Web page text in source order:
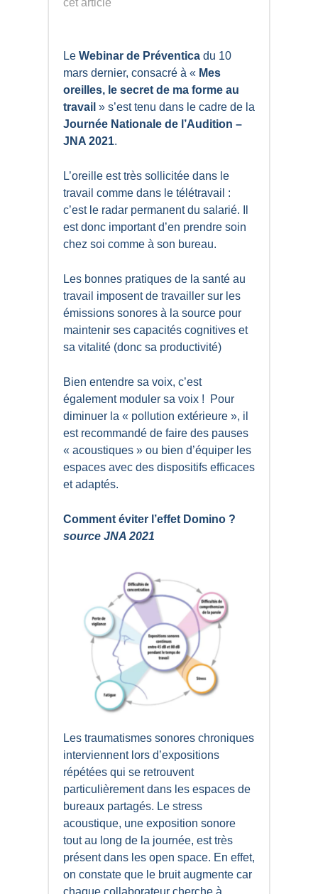
cet article
Le Webinar de Préventica du 10
mars dernier, consacré à « Mes
oreilles, le secret de ma forme au
travail » s’est tenu dans le cadre de la
Journée Nationale de l’Audition –
JNA 2021.
L’oreille est très sollicitée dans le
travail comme dans le télétravail :
c’est le radar permanent du salarié. Il
est donc important d’en prendre soin
chez soi comme à son bureau.
Les bonnes pratiques de la santé au
travail imposent de travailler sur les
émissions sonores à la source pour
maintenir ses capacités cognitives et
sa vitalité (donc sa productivité)
Bien entendre sa voix, c’est
également moduler sa voix ! Pour
diminuer la « pollution extérieure », il
est recommandé de faire des pauses
« acoustiques » ou bien d’équiper les
espaces avec des dispositifs efficaces
et adaptés.
Comment éviter l’effet Domino ?
source JNA 2021
Les traumatismes sonores chroniques
interviennent lors d’expositions
répétées qui se retrouvent
particulièrement dans les espaces de
bureaux partagés. Le stress
acoustique, une exposition sonore
tout au long de la journée, est très
présent dans les open space. En effet,
on constate que le bruit augmente car